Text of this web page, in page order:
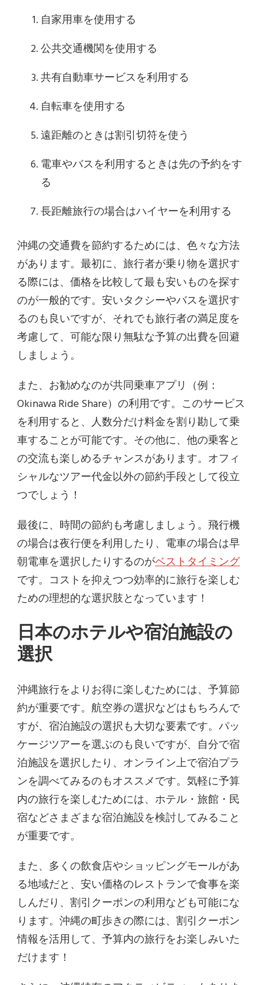
自家用車を使用する
公共交通機関を使用する
共有自動車サービスを利用する
自転車を使用する
遠距離のときは割引切符を使う
電車やバスを利用するときは先の予約をす
る
長距離旅行の場合はハイヤーを利用する
沖縄の交通費を節約するためには、色々な方法
があります。最初に、旅行者が乗り物を選択す
る際には、価格を比較して最も安いものを探す
のが一般的です。安いタクシーやバスを選択す
るのも良いですが、それでも旅行者の満足度を
考慮して、可能な限り無駄な予算の出費を回避
しましょう。
また、お勧めなのが共同乗車アプリ（例：
Okinawa Ride Share）の利用です。このサービス
を利用すると、人数分だけ料金を割り勘して乗
車することが可能です。その他に、他の乗客と
の交流も楽しめるチャンスがあります。オフィ
シャルなツアー代金以外の節約手段として役立
つでしょう！
最後に、時間の節約も考慮しましょう。飛行機
の場合は夜行便を利用したり、電車の場合は早
朝電車を選択したりするのがベストタイミング
です。コストを抑えつつ効率的に旅行を楽しむ
ための理想的な選択肢となっています！
日本のホテルや宿泊施設の
選択
沖縄旅行をよりお得に楽しむためには、予算節
約が重要です。航空券の選択などはもちろんで
すが、宿泊施設の選択も大切な要素です。パッ
ケージツアーを選ぶのも良いですが、自分で宿
泊施設を選択したり、オンライン上で宿泊プラ
ンを調べてみるのもオススメです。気軽に予算
内の旅行を楽しむためには、ホテル・旅館・民
宿などさまざまな宿泊施設を検討してみること
が重要です。
また、多くの飲食店やショッピングモールがあ
る地域だと、安い価格のレストランで食事を楽
しんだり、割引クーポンの利用なども可能にな
ります。沖縄の町歩きの際には、割引クーポン
情報を活用して、予算内の旅行をお楽しみいた
だけます！